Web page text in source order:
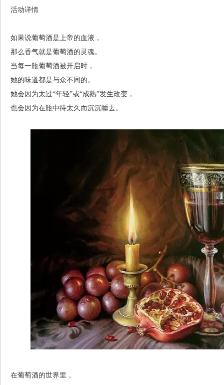
活动详情
如果说葡萄酒是上帝的血液，
那么香气就是葡萄酒的灵魂。
当每一瓶葡萄酒被开启时，
她的味道都是与众不同的。
她会因为太过“年轻”或“成熟”发生改变，
也会因为在瓶中待太久而沉沉睡去。
在葡萄酒的世界里，